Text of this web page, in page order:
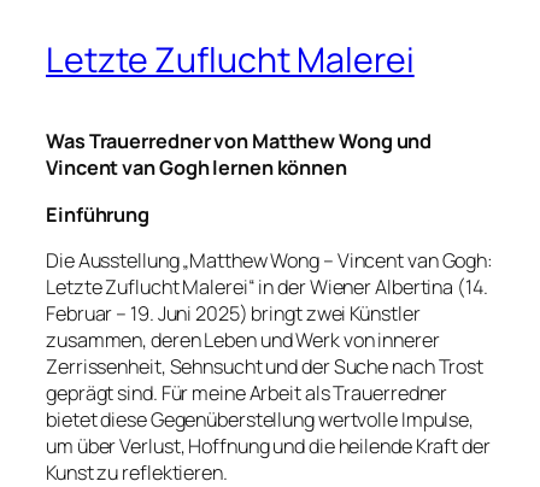
Letzte Zuflucht Malerei
Was Trauerredner von Matthew Wong und
Vincent van Gogh lernen können
Einführung
Die Ausstellung „Matthew Wong – Vincent van Gogh:
Letzte Zuflucht Malerei“ in der Wiener Albertina (14.
Februar – 19. Juni 2025) bringt zwei Künstler
zusammen, deren Leben und Werk von innerer
Zerrissenheit, Sehnsucht und der Suche nach Trost
geprägt sind. Für meine Arbeit als Trauerredner
bietet diese Gegenüberstellung wertvolle Impulse,
um über Verlust, Hoffnung und die heilende Kraft der
Kunst zu reflektieren.